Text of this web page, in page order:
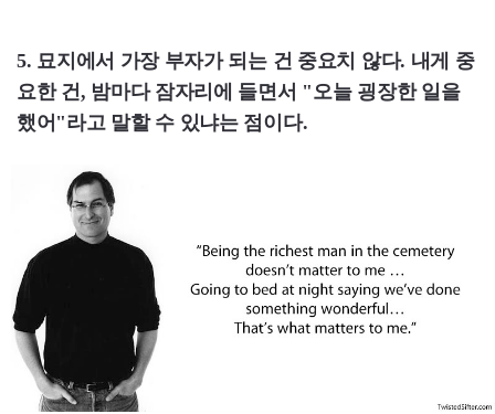
5. 묘지에서 가장 부자가 되는 건 중요치 않다. 내게 중
요한 건, 밤마다 잠자리에 들면서 "오늘 굉장한 일을
했어"라고 말할 수 있냐는 점이다.